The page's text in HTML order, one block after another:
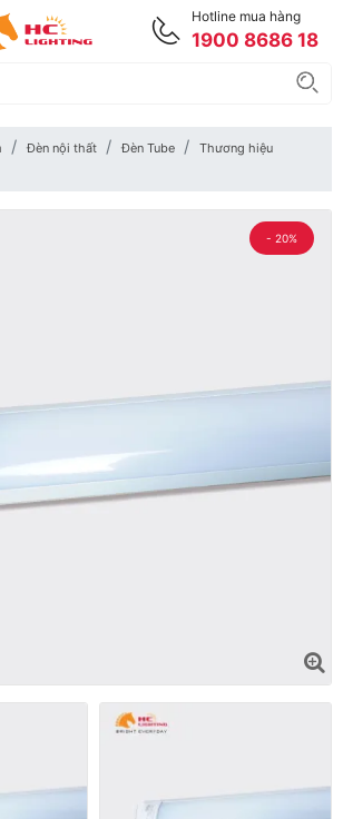
Hotline mua hàng
1900 8686 18
Đèn nội thất Đèn Tube
Thương hiệu
- 20%